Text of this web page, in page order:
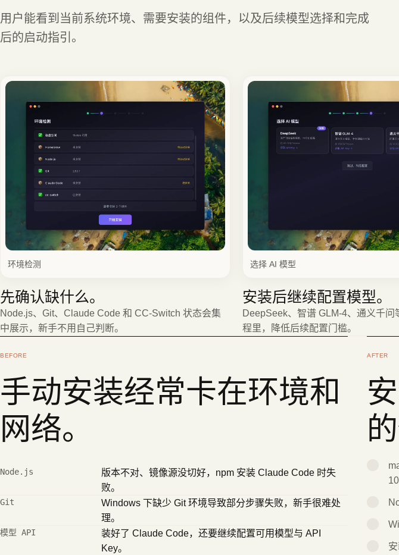
用户能看到当前系统环境、需要安装的组件，以及后续模型选择和完成
后的启动指引。
环境检测
先确认缺什么。
Node.js、Git、Claude Code 和 CC-Switch 状态会集
中展示，新手不用自己判断。
选择 AI 模型
安装后继续配置模型。
DeepSeek、智谱 GLM-4、通义千问
程里，降低后续配置门槛。
BEFORE
手动安装经常卡在环境和
网络。
Node.js
版本不对、镜像源没切好，npm 安装 Claude Code 时失
败。
Git
Windows 下缺少 Git 环境导致部分步骤失败，新手很难处
理。
模型 API
装好了 Claude Code，还要继续配置可用模型与 API
Key。
AFTER